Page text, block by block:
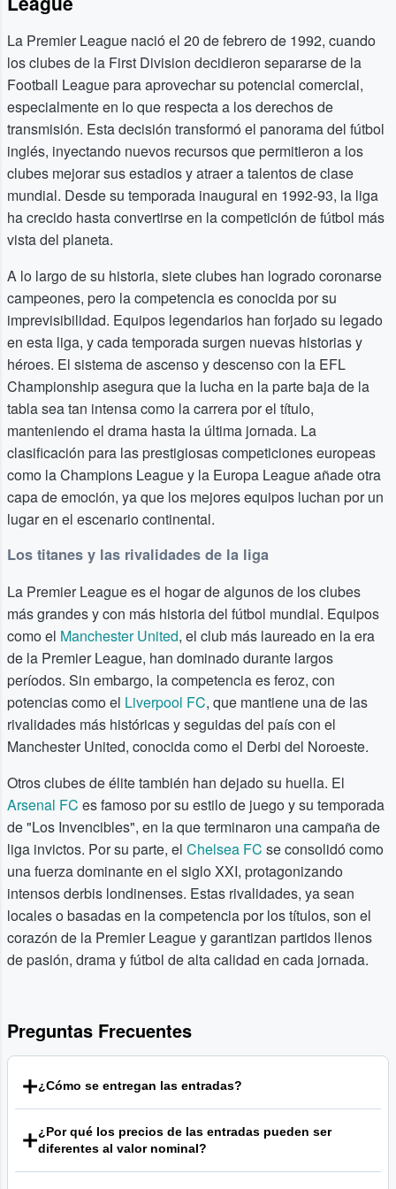
La Premier League nació el 20 de febrero de 1992, cuando
los clubes de la First Division decidieron separarse de la
Football League para aprovechar su potencial comercial,
especialmente en lo que respecta a los derechos de
transmisión. Esta decisión transformó el panorama del fútbol
inglés, inyectando nuevos recursos que permitieron a los
clubes mejorar sus estadios y atraer a talentos de clase
mundial. Desde su temporada inaugural en 1992-93, la liga
ha crecido hasta convertirse en la competición de fútbol más
vista del planeta.
A lo largo de su historia, siete clubes han logrado coronarse
campeones, pero la competencia es conocida por su
imprevisibilidad. Equipos legendarios han forjado su legado
en esta liga, y cada temporada surgen nuevas historias y
héroes. El sistema de ascenso y descenso con la EFL
Championship asegura que la lucha en la parte baja de la
tabla sea tan intensa como la carrera por el título,
manteniendo el drama hasta la última jornada. La
clasificación para las prestigiosas competiciones europeas
como la Champions League y la Europa League añade otra
capa de emoción, ya que los mejores equipos luchan por un
lugar en el escenario continental.
Los titanes y las rivalidades de la liga
La Premier League es el hogar de algunos de los clubes
más grandes y con más historia del fútbol mundial. Equipos
como el Manchester United, el club más laureado en la era
de la Premier League, han dominado durante largos
períodos. Sin embargo, la competencia es feroz, con
potencias como el Liverpool FC, que mantiene una de las
rivalidades más históricas y seguidas del país con el
Manchester United, conocida como el Derbi del Noroeste.
Otros clubes de élite también han dejado su huella. El
Arsenal FC es famoso por su estilo de juego y su temporada
de "Los Invencibles", en la que terminaron una campaña de
liga invictos. Por su parte, el Chelsea FC se consolidó como
una fuerza dominante en el siglo XXI, protagonizando
intensos derbis londinenses. Estas rivalidades, ya sean
locales o basadas en la competencia por los títulos, son el
corazón de la Premier League y garantizan partidos llenos
de pasión, drama y fútbol de alta calidad en cada jornada.
Preguntas Frecuentes
¿Cómo se entregan las entradas?
Premier League se entregan de forma electrónica. Los
métodos más comunes son las entradas móviles
transferidas a tu smartphone o los archivos PDF que
¿Por qué los precios de las entradas pueden ser
diferentes al valor nominal?